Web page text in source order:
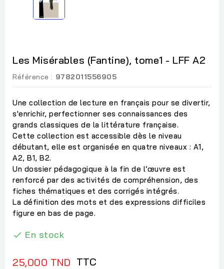
Les Misérables (Fantine), tome1 - LFF A2
Référence : 9782011556905
Une collection de lecture en français pour se divertir,
s'enrichir, perfectionner ses connaissances des
grands classiques de la littérature française.
Cette collection est accessible dès le niveau
débutant, elle est organisée en quatre niveaux : A1,
A2, B1, B2.
Un dossier pédagogique à la fin de l’œuvre est
renforcé par des activités de compréhension, des
fiches thématiques et des corrigés intégrés.
La définition des mots et des expressions difficiles
figure en bas de page.
 En stock
25,000 TND TTC